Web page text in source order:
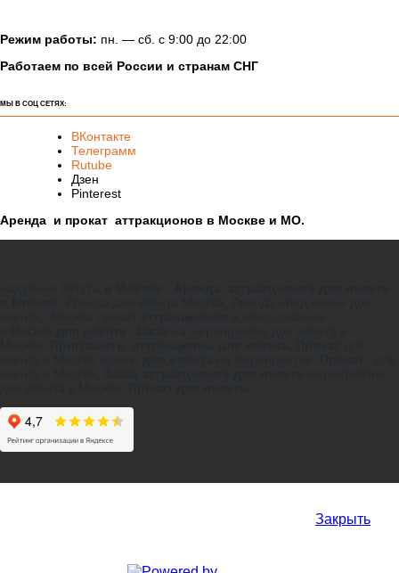
Режим работы: пн. — сб. с 9:00 до 22:00
Работаем по всей России и странам СНГ
МЫ В СОЦ СЕТЯХ:
ВКонтакте
Телеграмм
Rutube
Дзен
Pinterest
Аренда и прокат аттракционов в Москве и МО.
Закрыть